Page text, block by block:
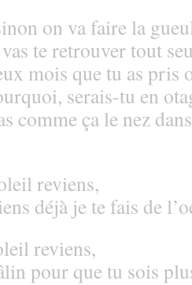
on va faire la
te retrouver tout
mois que tu as pris
serais-tu en
comme ça le nez
reviens,
déjà je te fais de
reviens,
pour que tu sois